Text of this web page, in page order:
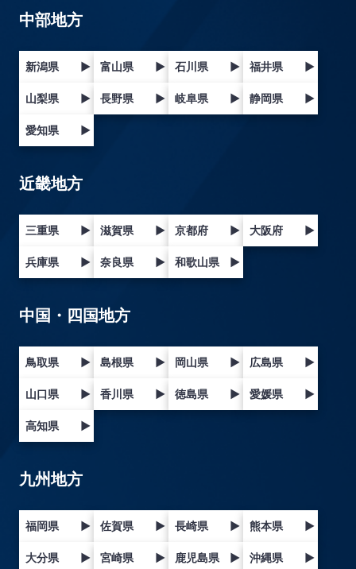
中部地方
新潟県 ▶ 富山県 ▶ 石川県 ▶ 福井県 ▶
山梨県 ▶ 長野県 ▶ 岐阜県 ▶ 静岡県 ▶
愛知県 ▶
近畿地方
三重県 ▶ 滋賀県 ▶ 京都府 ▶ 大阪府 ▶
兵庫県 ▶ 奈良県 ▶ 和歌山県 ▶
中国・四国地方
鳥取県 ▶ 島根県 ▶ 岡山県 ▶ 広島県 ▶
山口県 ▶ 香川県 ▶ 徳島県 ▶ 愛媛県 ▶
高知県 ▶
九州地方
福岡県 ▶ 佐賀県 ▶ 長崎県 ▶ 熊本県 ▶
大分県 ▶ 宮崎県 ▶ 鹿児島県 ▶ 沖縄県 ▶